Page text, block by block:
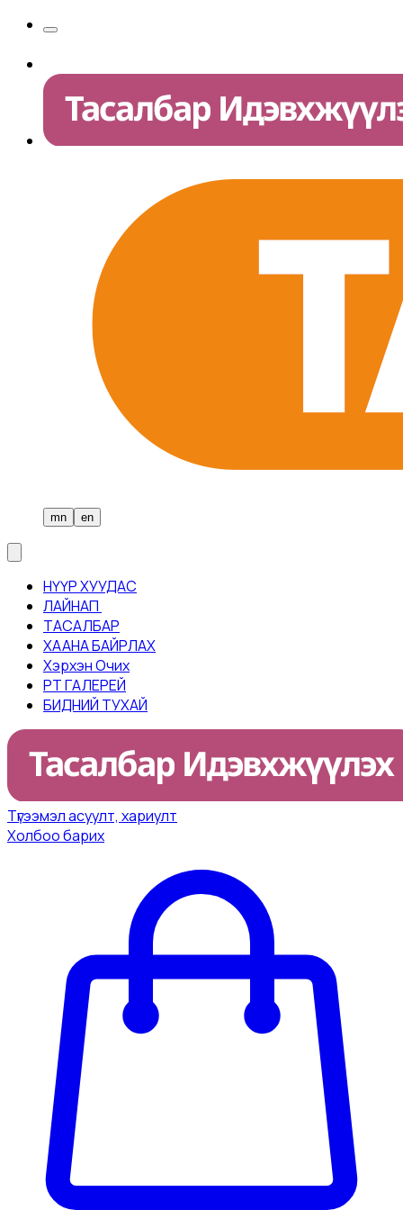
mn en
НҮҮР ХУУДАС
ЛАЙНАП ​
ТАСАЛБАР​
ХААНА БАЙРЛАХ
Хэрхэн Очих
PT ГАЛЕРЕЙ
БИДНИЙ ТУХАЙ
Tүгээмэл асуулт, хариулт
Холбоо барих